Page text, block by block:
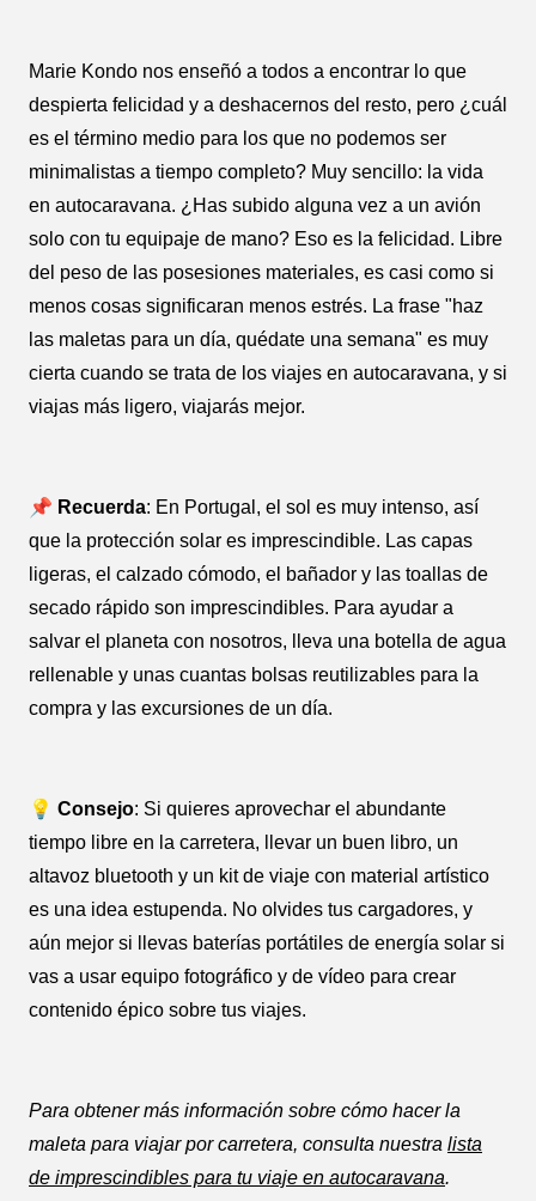
Marie Kondo nos enseñó a todos a encontrar lo que
despierta felicidad y a deshacernos del resto, pero ¿cuál
es el término medio para los que no podemos ser
minimalistas a tiempo completo? Muy sencillo: la vida
en autocaravana. ¿Has subido alguna vez a un avión
solo con tu equipaje de mano? Eso es la felicidad. Libre
del peso de las posesiones materiales, es casi como si
menos cosas significaran menos estrés. La frase "haz
las maletas para un día, quédate una semana" es muy
cierta cuando se trata de los viajes en autocaravana, y si
viajas más ligero, viajarás mejor.
📌 Recuerda: En Portugal, el sol es muy intenso, así
que la protección solar es imprescindible. Las capas
ligeras, el calzado cómodo, el bañador y las toallas de
secado rápido son imprescindibles. Para ayudar a
salvar el planeta con nosotros, lleva una botella de agua
rellenable y unas cuantas bolsas reutilizables para la
compra y las excursiones de un día.
💡 Consejo: Si quieres aprovechar el abundante
tiempo libre en la carretera, llevar un buen libro, un
altavoz bluetooth y un kit de viaje con material artístico
es una idea estupenda. No olvides tus cargadores, y
aún mejor si llevas baterías portátiles de energía solar si
vas a usar equipo fotográfico y de vídeo para crear
contenido épico sobre tus viajes.
Para obtener más información sobre cómo hacer la
maleta para viajar por carretera, consulta nuestra lista
de imprescindibles para tu viaje en autocaravana.